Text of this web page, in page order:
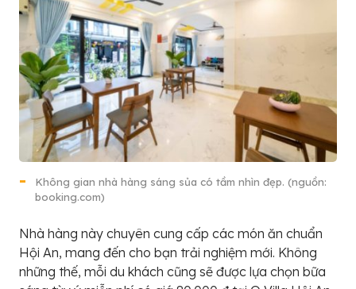
Không gian nhà hàng sáng sủa có tầm nhìn đẹp. (nguồn:
booking.com)
Nhà hàng này chuyên cung cấp các món ăn chuẩn
Hội An, mang đến cho bạn trải nghiệm mới. Không
những thế, mỗi du khách cũng sẽ được lựa chọn bữa